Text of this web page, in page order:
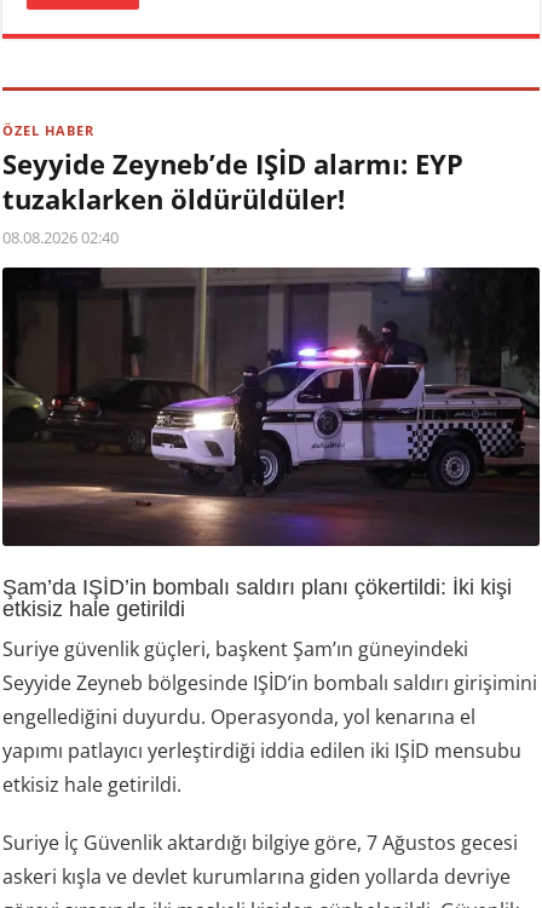
ÖZEL HABER
Seyyide Zeyneb’de IŞİD alarmı: EYP
tuzaklarken öldürüldüler!
08.08.2026 02:40
Şam’da IŞİD’in bombalı saldırı planı çökertildi: İki kişi
etkisiz hale getirildi
Suriye güvenlik güçleri, başkent Şam’ın güneyindeki
Seyyide Zeyneb bölgesinde IŞİD’in bombalı saldırı girişimini
engellediğini duyurdu. Operasyonda, yol kenarına el
yapımı patlayıcı yerleştirdiği iddia edilen iki IŞİD mensubu
etkisiz hale getirildi.
Suriye İç Güvenlik aktardığı bilgiye göre, 7 Ağustos gecesi
askeri kışla ve devlet kurumlarına giden yollarda devriye